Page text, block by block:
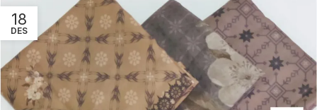
18
DES